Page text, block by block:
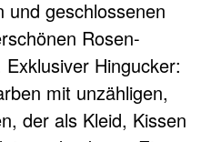
und geschlossenen
Rosen-
Hingucker:
mit unzähligen,
der als Kleid, Kissen